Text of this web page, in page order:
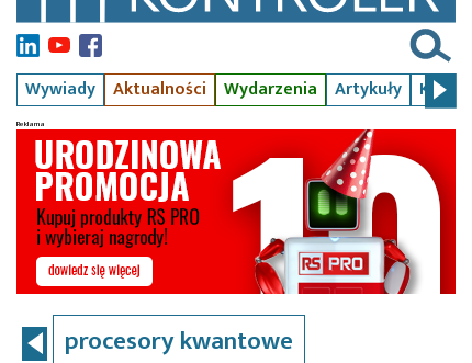
Wywiady Aktualności Wydarzenia Artykuły Kursy
procesory kwantowe